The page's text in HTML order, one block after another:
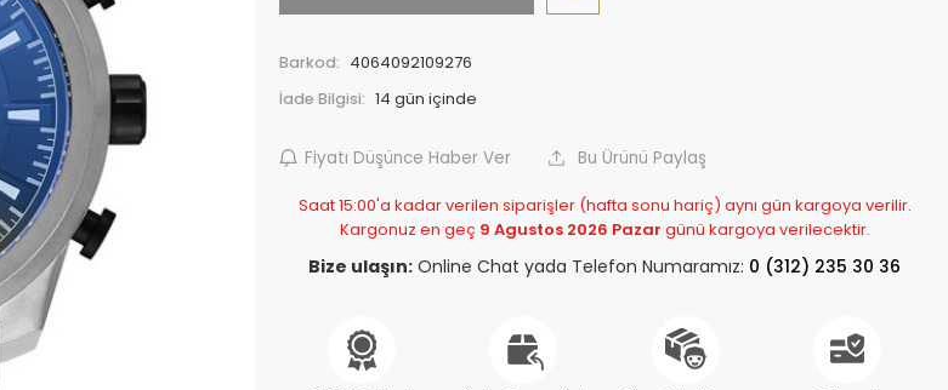
Barkod: 4064092109276
İade Bilgisi:
Fiyatı Düşünce Haber Ver Bu Ürünü Paylaş
Saat 15:00'a kadar verilen siparişler (hafta sonu hariç) aynı gün kargoya verilir.
Kargonuz en geç 9 Agustos 2026 Pazar günü kargoya verilecektir.
Bize ulaşın: Online Chat yada Telefon Numaramız: 0 (312) 235 30 36